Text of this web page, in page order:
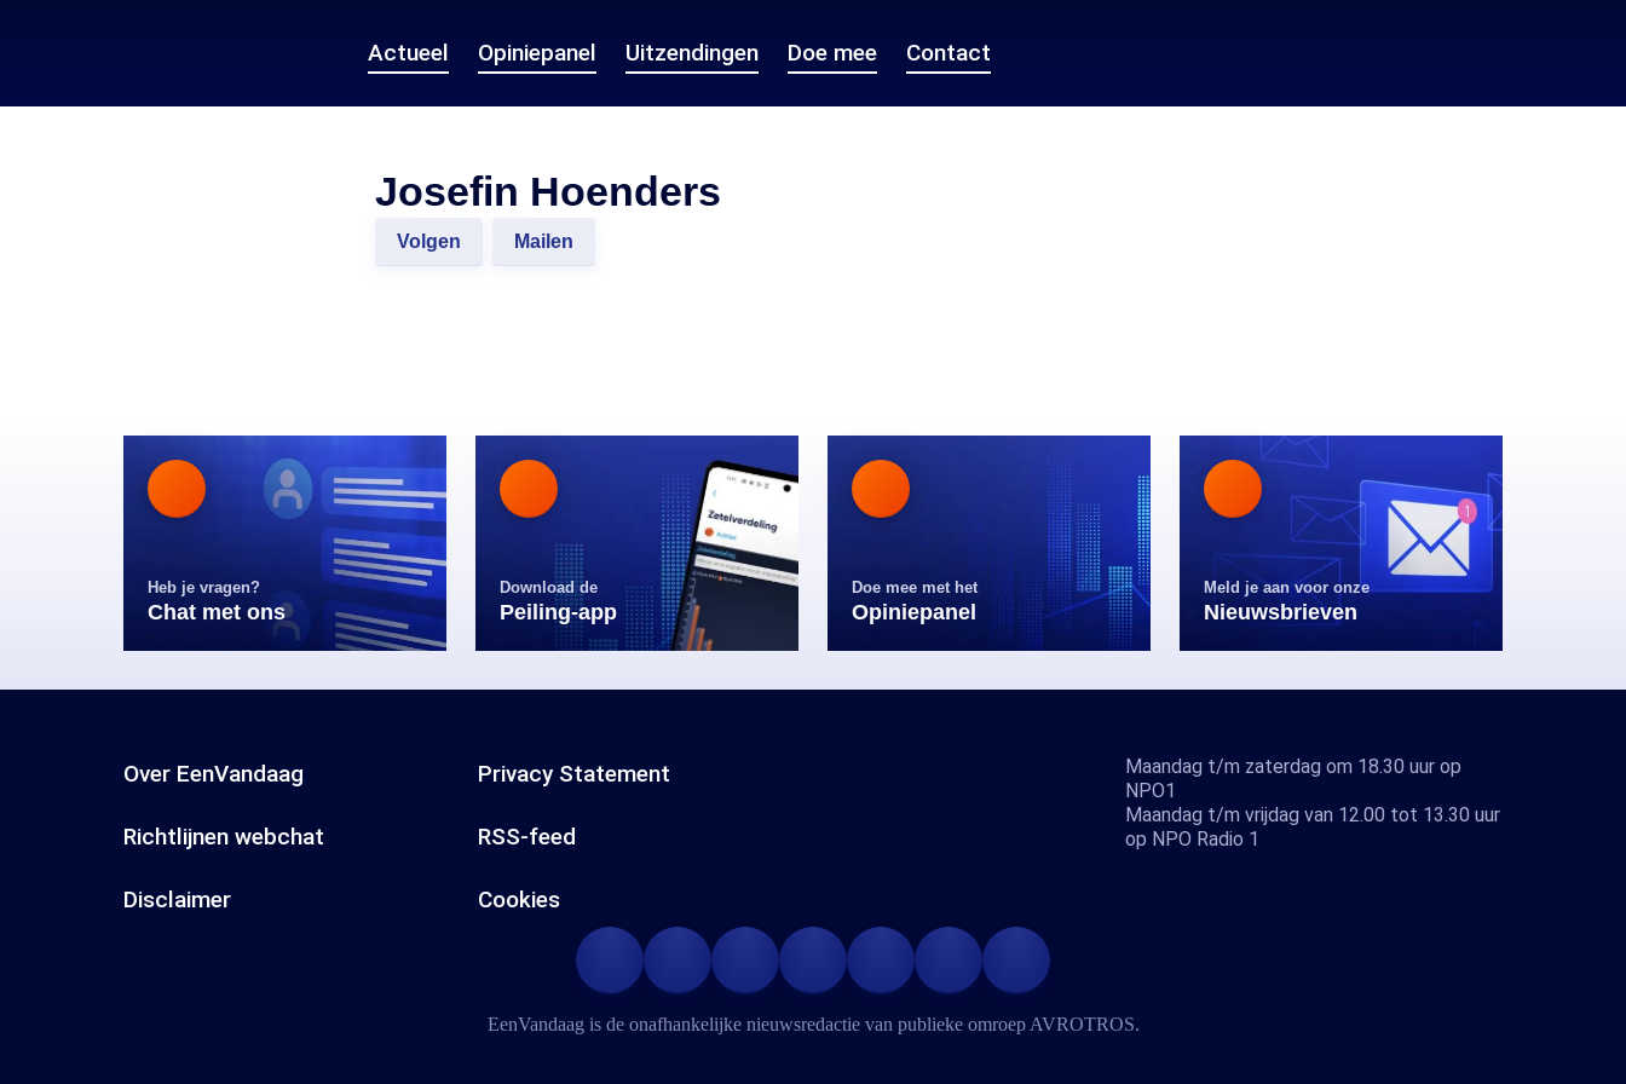
Actueel Opiniepanel Uitzendingen Doe mee Contact
Josefin Hoenders
Volgen Mailen
Heb je vragen?
Chat met ons
Download de
Peiling-app
Doe mee met het
Opiniepanel
Meld je aan voor onze
Nieuwsbrieven
Over EenVandaag Privacy Statement
Richtlijnen webchat RSS-feed
Disclaimer Cookies
Maandag t/m zaterdag om 18.30 uur op
NPO1
Maandag t/m vrijdag van 12.00 tot 13.30 uur
op NPO Radio 1
EenVandaag is de onafhankelijke nieuwsredactie van publieke omroep AVROTROS.